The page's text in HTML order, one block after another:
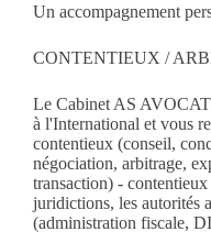
Un accompagnement
CONTENTIEUX /
Le Cabinet AS
à l'International et vous
contentieux (conseil,
négociation, arbitrage,
transaction) -
juridictions, les autorités
(administration fiscale,